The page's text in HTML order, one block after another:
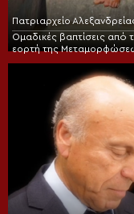
Πατριαρχείο
Ομαδικές βαπτίσεις από
εορτή της